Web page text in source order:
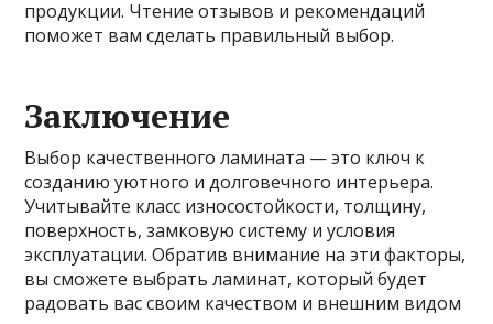
продукции. Чтение отзывов и рекомендаций
поможет вам сделать правильный выбор.
Заключение
Выбор качественного ламината — это ключ к
созданию уютного и долговечного интерьера.
Учитывайте класс износостойкости, толщину,
поверхность, замковую систему и условия
эксплуатации. Обратив внимание на эти факторы,
вы сможете выбрать ламинат, который будет
радовать вас своим качеством и внешним видом